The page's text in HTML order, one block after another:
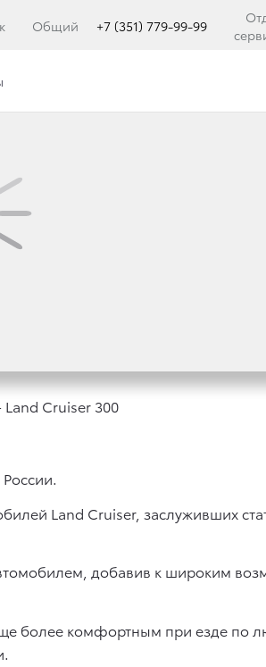
Общий +7 (351) 779-99-99
Land Cruiser, заслуживших
добавив к широким
более комфортным при езде по